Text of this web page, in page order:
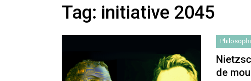
Le consultant : une lecture sociologique
Quand Mistral veut moraliser le pillage
Commentaire sur la polémique des
Les syndicats, (tout) contre l’IA
Tag: initiative 2045
de